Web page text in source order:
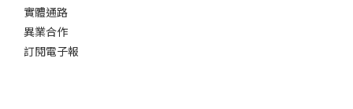
實體通路
異業合作
訂閱電子報